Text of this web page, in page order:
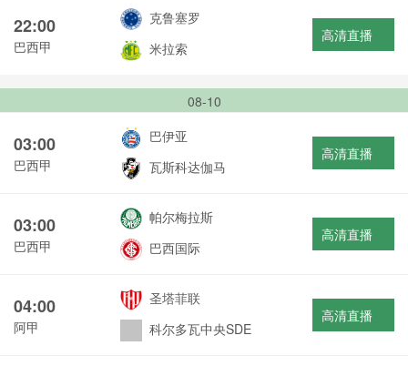
22:00
巴西甲
克鲁塞罗
米拉索
高清直播
08-10
03:00
巴西甲
巴伊亚
瓦斯科达伽马
高清直播
03:00
巴西甲
帕尔梅拉斯
巴西国际
高清直播
04:00
阿甲
圣塔菲联
科尔多瓦中央SDE
高清直播